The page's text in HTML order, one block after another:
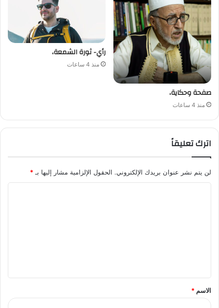
صفحة وحكاية،
منذ 4 ساعات
رأي- ثورة الشمعة،
منذ 4 ساعات
اترك تعليقاً
لن يتم نشر عنوان بريدك الإلكتروني. الحقول الإلزامية مشار إليها بـ*
ق
*
الاسم *